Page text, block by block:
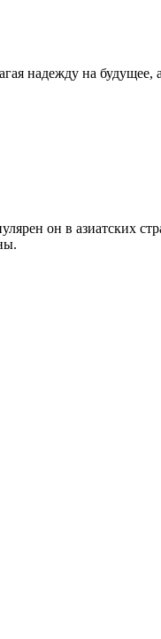
надежду на
он в азиатских